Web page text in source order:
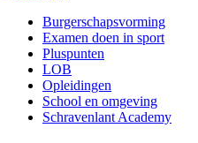
Burgerschapsvorming
Examen doen in sport
Pluspunten
LOB
Opleidingen
School en omgeving
Schravenlant Academy